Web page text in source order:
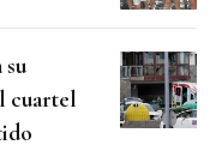
cuartel